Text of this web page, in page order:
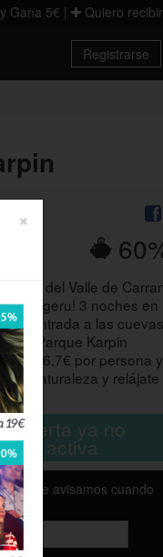
Gana 5€ | Quiero
Registrarse
del Valle de
Aingeru! 3 noches en
entrada a las cuevas
y el Parque Karpin
16.7€ por persona y
la naturaleza y relájate
oferta ya no
está activa
y te avisamos cuando
×